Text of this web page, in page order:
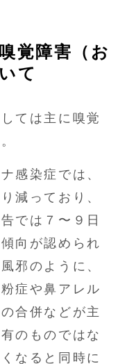
覚障害（お
て
ては主に嗅覚
感染症では、
減っており、
では７〜９日
向が認められ
邪のように、
症や鼻アレル
合併などが主
のものではな
なると同時に